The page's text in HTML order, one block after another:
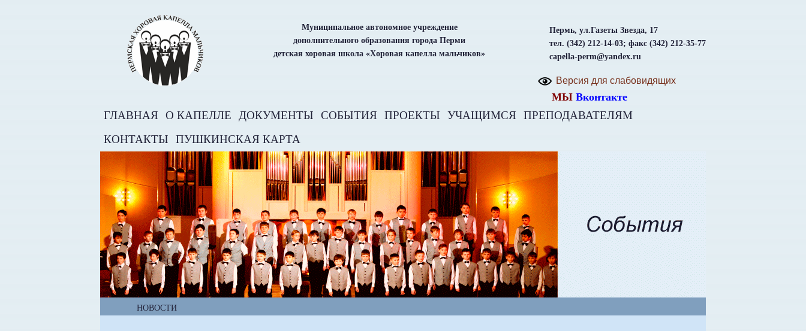
Пермь, ул.Газеты Звезда, 17
тел. (342) 212-14-03; факс (342) 212-35-77
capella-perm@yandex.ru
Версия для слабовидящих
МЫ Вконтакте
Муниципальное автономное учреждение
дополнительного образования города Перми
детская хоровая школа «Хоровая капелла мальчиков»
ГЛАВНАЯ О КАПЕЛЛЕ ДОКУМЕНТЫ СОБЫТИЯ ПРОЕКТЫ УЧАЩИМСЯ
ПРЕПОДАВАТЕЛЯМ
КОНТАКТЫ
ПУШКИНСКАЯ КАРТА
НОВОСТИ